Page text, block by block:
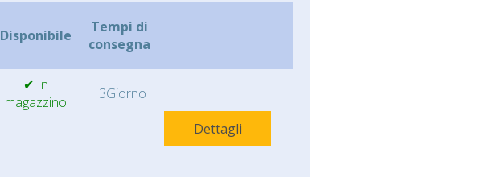
Disponibile
Tempi di
consegna
✔ In
magazzino
3Giorno
Dettagli